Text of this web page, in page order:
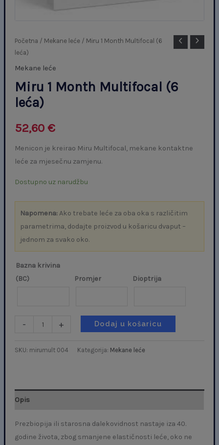
Početna / Mekane leće / Miru 1 Month Multifocal (6
leća)
Mekane leće
Miru 1 Month Multifocal (6
leća)
52,60 €
Menicon je kreirao Miru Multifocal, mekane kontaktne
leće za mjesečnu zamjenu.
Dostupno uz narudžbu
Napomena:Ako trebate leće za oba oka s različitim
parametrima, dodajte proizvod u košaricu dvaput –
jednom za svako oko.
Bazna krivina
(BC)
Promjer Dioptrija
-
Miru
1
Month
Multifocal
(6
leća)
+ Dodaj u košaricu
SKU: mirumult 004 Kategorija: Mekane leće
Opis
Prezbiopija ili starosna dalekovidnost nastaje iza 40.
godine života, zbog smanjene elastičnosti leće, oko ne